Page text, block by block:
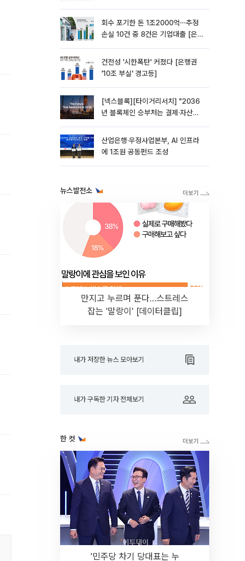
회수 포기한 돈 1조2000억⋯추정
손실 10건 중 8건은 기업대출 [은행
건전성 '시한폭탄' 커졌다 [은행권
'10조 부실' 경고등]
[넥스블록][타이거리서치] "2036
년 블록체인 승부처는 결제·자산거
산업은행·우정사업본부, AI 인프라
에 1조원 공동펀드 조성
뉴스발전소
만지고 누르며 푼다…스트레스
잡는 '말랑이' [데이터클립]
내가 저장한 뉴스 모아보기
내가 구독한 기자 전체보기
한 컷
'민주당 차기 당대표는 누